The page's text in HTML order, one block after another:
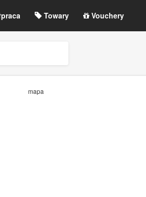
Towary Vouchery
mapa